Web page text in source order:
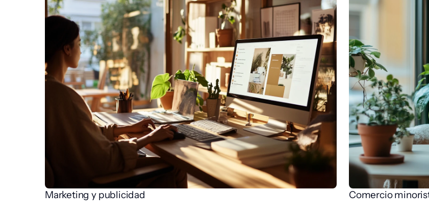
Marketing y publicidad Comercio